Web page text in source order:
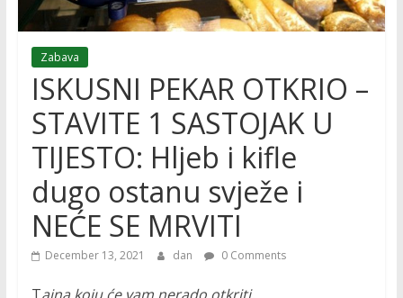
Zabava
ISKUSNI PEKAR OTKRIO –
STAVITE 1 SASTOJAK U
TIJESTO: Hljeb i kifle
dugo ostanu svježe i
NEĆE SE MRVITI
December 13, 2021 dan 0 Comments